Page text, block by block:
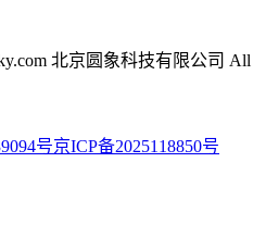
北京圆象科技有限公司 All
号京ICP备2025118850号